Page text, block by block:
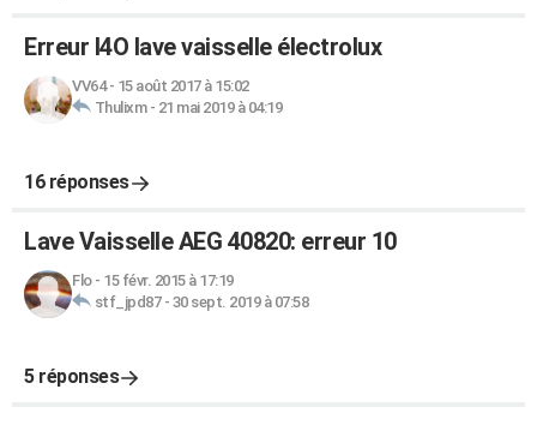
Erreur I4O lave vaisselle électrolux
VV64- 15 août 2017 à 15:02
Thulixm- 21 mai 2019 à 04:19
16 réponses
Lave Vaisselle AEG 40820: erreur 10
Flo- 15 févr. 2015 à 17:19
stf_jpd87- 30 sept. 2019 à 07:58
5 réponses